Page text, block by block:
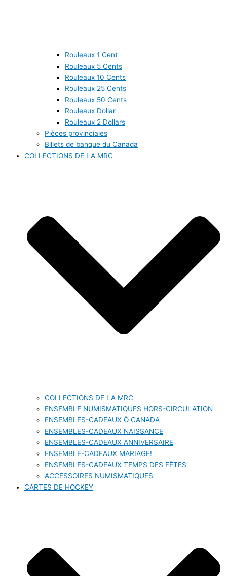
Rouleaux 1 Cent
Rouleaux 5 Cents
Rouleaux 10 Cents
Rouleaux 25 Cents
Rouleaux 50 Cents
Rouleaux Dollar
Rouleaux 2 Dollars
Pièces provinciales
Billets de banque du Canada
COLLECTIONS DE LA MRC
COLLECTIONS DE LA MRC
ENSEMBLE NUMISMATIQUES HORS-CIRCULATION
ENSEMBLES-CADEAUX Ô CANADA
ENSEMBLES-CADEAUX NAISSANCE
ENSEMBLES-CADEAUX ANNIVERSAIRE
ENSEMBLE-CADEAUX MARIAGE!
ENSEMBLES-CADEAUX TEMPS DES FÊTES
ACCESSOIRES NUMISMATIQUES
CARTES DE HOCKEY